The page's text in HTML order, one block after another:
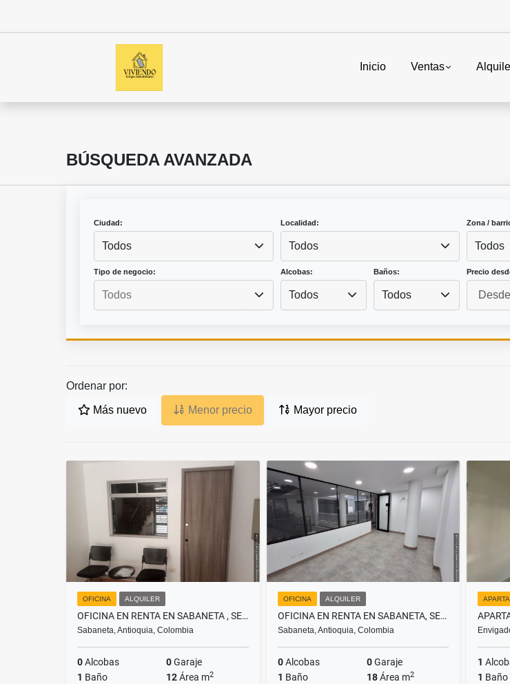
Inicio Ventas
BÚSQUEDA AVANZADA
Ciudad:
Todos
Localidad:
Todos
Zona /
Todos
Tipo de negocio: Alcobas:
Todos
Baños:
Todos
Precio
Ordenar por:
Más nuevo Menor precio Mayor precio
OFICINA ALQUILER
OFICINA EN RENTA EN SABANETA , SECTOR BETANIA
Sabaneta, Antioquia, Colombia
0Alcobas 0Garaje
1 Baño 12Área m2
OFICINA ALQUILER
OFICINA EN RENTA EN SABANETA, SECTOR BETANIA
Sabaneta, Antioquia, Colombia
0Alcobas 0Garaje
1 Baño 18Área m2
1
1 Baño